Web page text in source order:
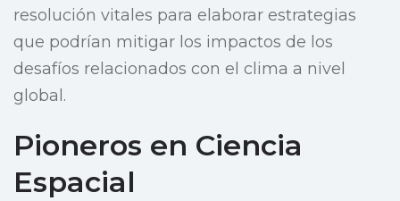
resolución vitales para elaborar estrategias
que podrían mitigar los impactos de los
desafíos relacionados con el clima a nivel
global.
Pioneros en Ciencia
Espacial